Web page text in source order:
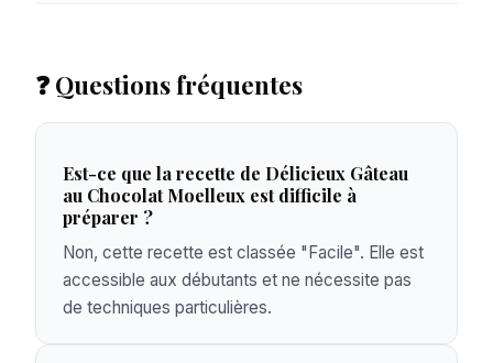
❓ Questions fréquentes
Est-ce que la recette de Délicieux Gâteau
au Chocolat Moelleux est difficile à
préparer ?
Non, cette recette est classée "Facile". Elle est
accessible aux débutants et ne nécessite pas
de techniques particulières.